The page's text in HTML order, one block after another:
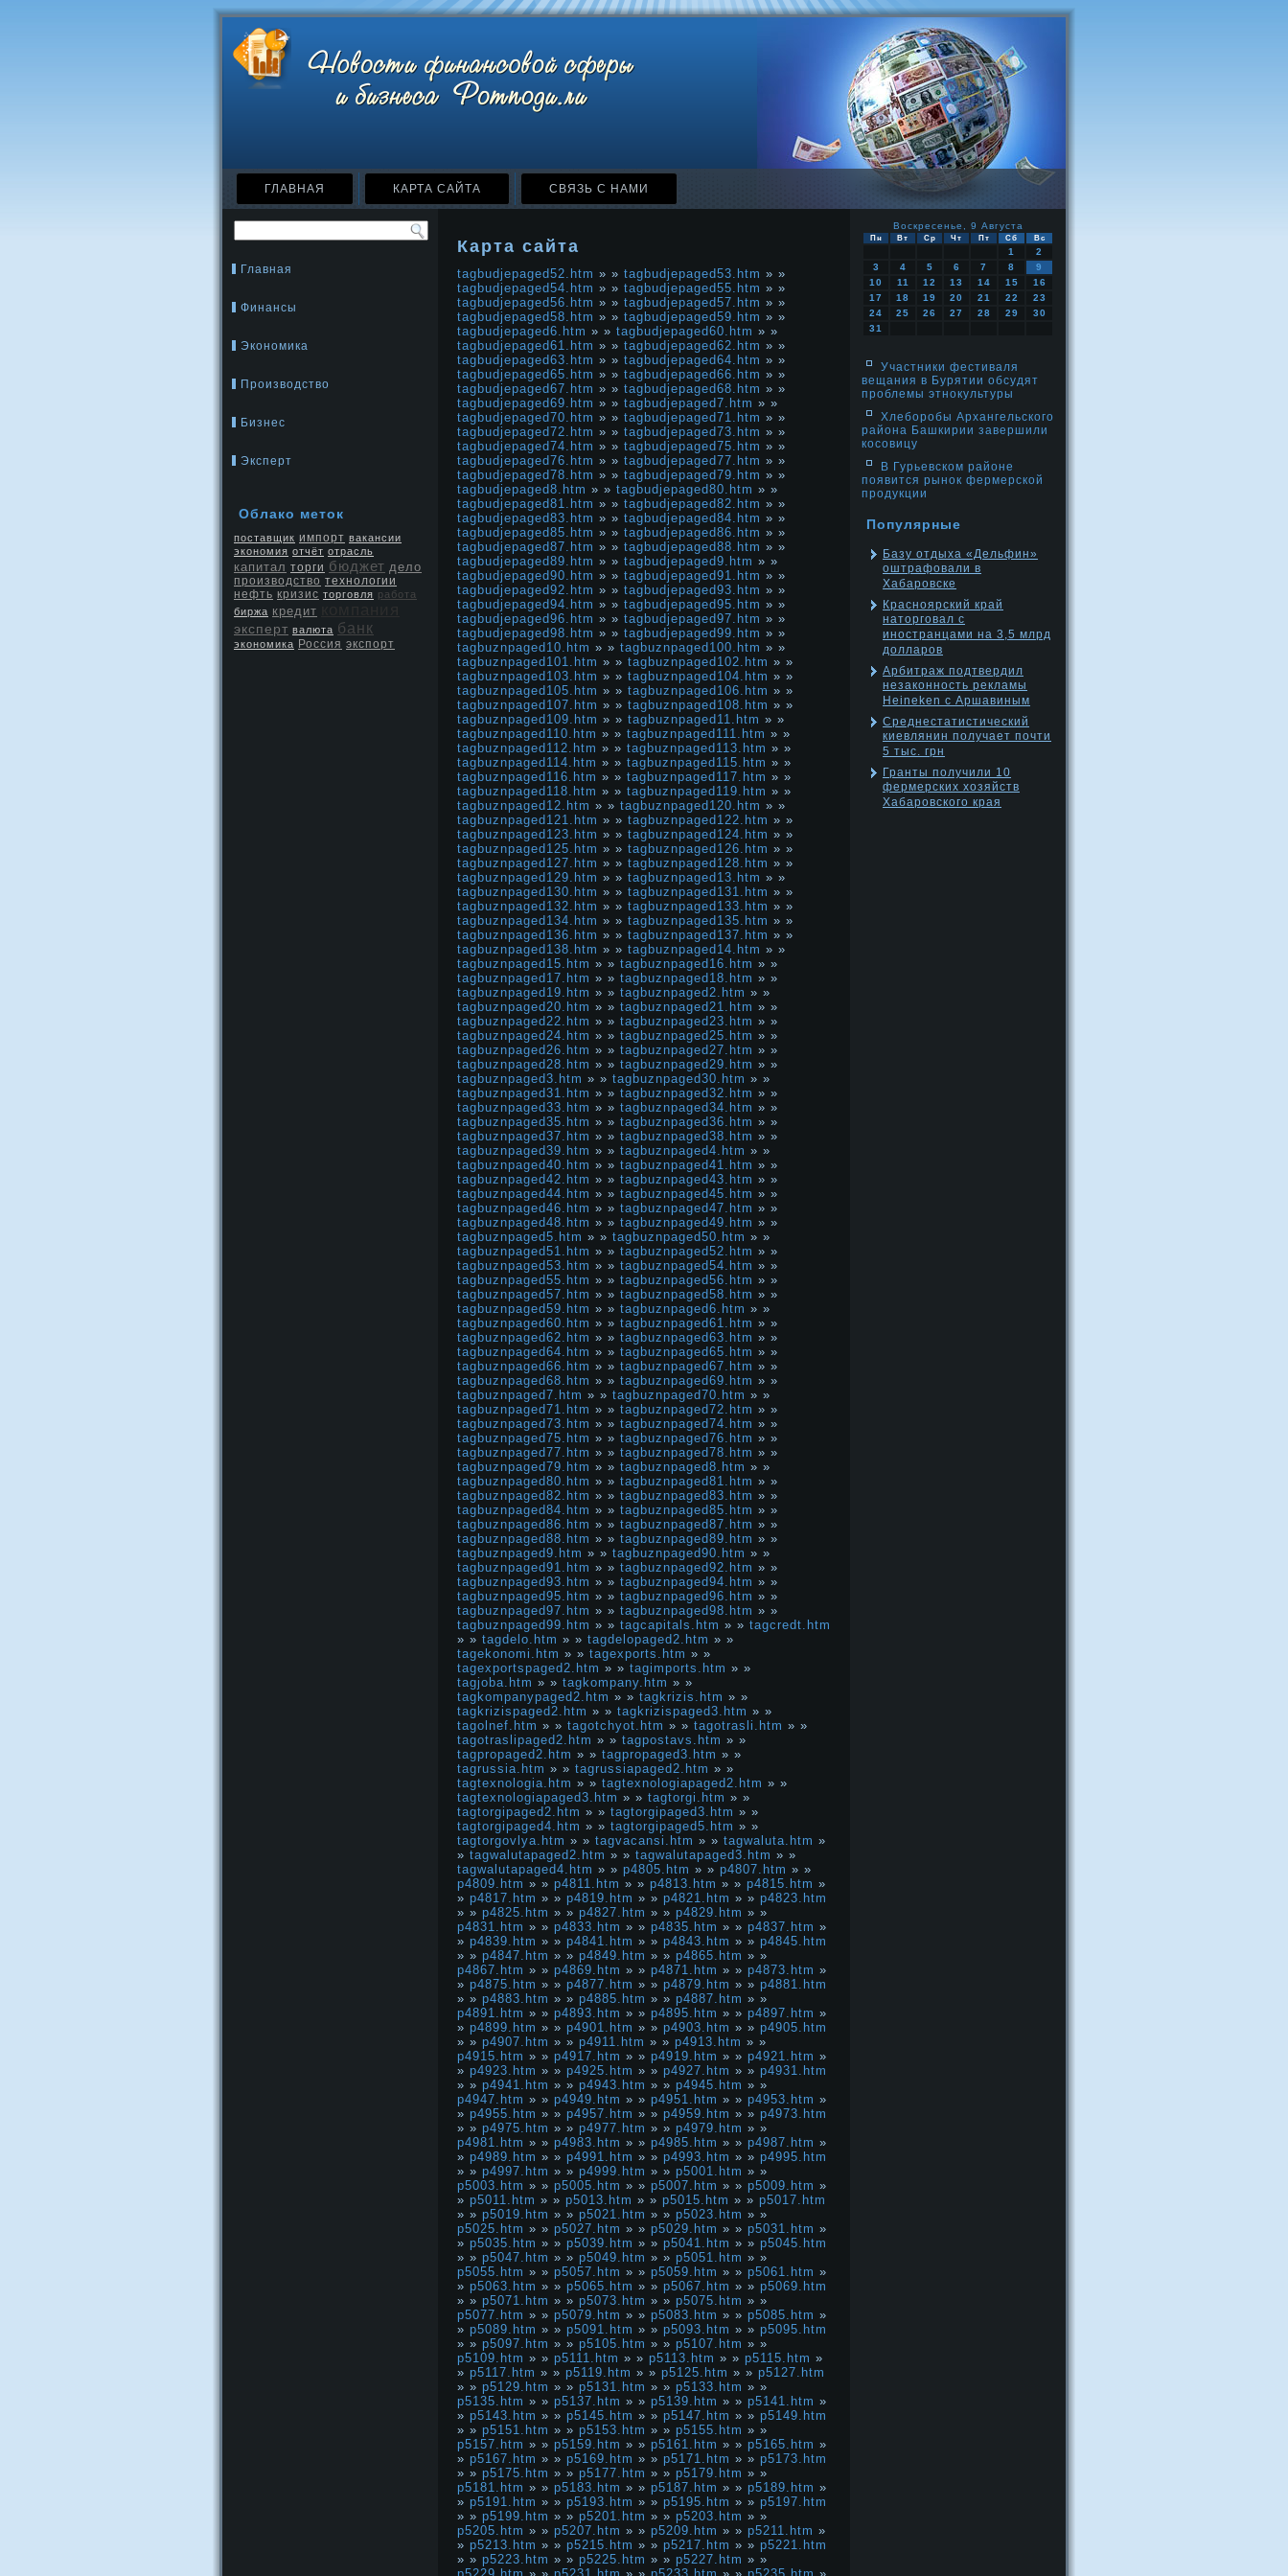
ГЛАВНАЯ КАРТА САЙТА СВЯЗЬ С НАМИ
Главная
Финансы
Экономика
Производство
Бизнес
Эксперт
Облако меток
поставщик импорт вакансии
экономия отчёт отрасль
капитал торги бюджет дело
производство технологии
нефть кризис торговля работа
биржа кредит
эксперт валюта банк
экономика Россия экспорт
Карта сайта
tagbudjepaged52.htm » » tagbudjepaged53.htm » »
tagbudjepaged54.htm » » tagbudjepaged55.htm » »
tagbudjepaged56.htm » » tagbudjepaged57.htm » »
tagbudjepaged58.htm » » tagbudjepaged59.htm » »
tagbudjepaged6.htm » » tagbudjepaged60.htm » »
tagbudjepaged61.htm » » tagbudjepaged62.htm » »
tagbudjepaged63.htm » » tagbudjepaged64.htm » »
tagbudjepaged65.htm » » tagbudjepaged66.htm » »
tagbudjepaged67.htm » » tagbudjepaged68.htm » »
tagbudjepaged69.htm » » tagbudjepaged7.htm » »
tagbudjepaged70.htm » » tagbudjepaged71.htm » »
tagbudjepaged72.htm » » tagbudjepaged73.htm » »
tagbudjepaged74.htm » » tagbudjepaged75.htm » »
tagbudjepaged76.htm » » tagbudjepaged77.htm » »
tagbudjepaged78.htm » » tagbudjepaged79.htm » »
tagbudjepaged8.htm » » tagbudjepaged80.htm » »
tagbudjepaged81.htm » » tagbudjepaged82.htm » »
tagbudjepaged83.htm » » tagbudjepaged84.htm » »
tagbudjepaged85.htm » » tagbudjepaged86.htm » »
tagbudjepaged87.htm » » tagbudjepaged88.htm » »
tagbudjepaged89.htm » » tagbudjepaged9.htm » »
tagbudjepaged90.htm » » tagbudjepaged91.htm » »
tagbudjepaged92.htm » » tagbudjepaged93.htm » »
tagbudjepaged94.htm » » tagbudjepaged95.htm » »
tagbudjepaged96.htm » » tagbudjepaged97.htm » »
tagbudjepaged98.htm » » tagbudjepaged99.htm » »
tagbuznpaged10.htm » » tagbuznpaged100.htm » »
tagbuznpaged101.htm » » tagbuznpaged102.htm » »
tagbuznpaged103.htm » » tagbuznpaged104.htm » »
tagbuznpaged105.htm » » tagbuznpaged106.htm » »
tagbuznpaged107.htm » » tagbuznpaged108.htm » »
tagbuznpaged109.htm » » tagbuznpaged11.htm » »
tagbuznpaged110.htm » » tagbuznpaged111.htm » »
tagbuznpaged112.htm » » tagbuznpaged113.htm » »
tagbuznpaged114.htm » » tagbuznpaged115.htm » »
tagbuznpaged116.htm » » tagbuznpaged117.htm » »
tagbuznpaged118.htm » » tagbuznpaged119.htm » »
tagbuznpaged12.htm » » tagbuznpaged120.htm » »
tagbuznpaged121.htm » » tagbuznpaged122.htm » »
tagbuznpaged123.htm » » tagbuznpaged124.htm » »
tagbuznpaged125.htm » » tagbuznpaged126.htm » »
tagbuznpaged127.htm » » tagbuznpaged128.htm » »
tagbuznpaged129.htm » » tagbuznpaged13.htm » »
tagbuznpaged130.htm » » tagbuznpaged131.htm » »
tagbuznpaged132.htm » » tagbuznpaged133.htm » »
tagbuznpaged134.htm » » tagbuznpaged135.htm » »
tagbuznpaged136.htm » » tagbuznpaged137.htm » »
tagbuznpaged138.htm » » tagbuznpaged14.htm » »
tagbuznpaged15.htm » » tagbuznpaged16.htm » »
tagbuznpaged17.htm » » tagbuznpaged18.htm » »
tagbuznpaged19.htm » » tagbuznpaged2.htm » »
tagbuznpaged20.htm » » tagbuznpaged21.htm » »
tagbuznpaged22.htm » » tagbuznpaged23.htm » »
tagbuznpaged24.htm » » tagbuznpaged25.htm » »
tagbuznpaged26.htm » » tagbuznpaged27.htm » »
tagbuznpaged28.htm » » tagbuznpaged29.htm » »
tagbuznpaged3.htm » » tagbuznpaged30.htm » »
tagbuznpaged31.htm » » tagbuznpaged32.htm » »
tagbuznpaged33.htm » » tagbuznpaged34.htm » »
tagbuznpaged35.htm » » tagbuznpaged36.htm » »
tagbuznpaged37.htm » » tagbuznpaged38.htm » »
tagbuznpaged39.htm » » tagbuznpaged4.htm » »
tagbuznpaged40.htm » » tagbuznpaged41.htm » »
tagbuznpaged42.htm » » tagbuznpaged43.htm » »
tagbuznpaged44.htm » » tagbuznpaged45.htm » »
tagbuznpaged46.htm » » tagbuznpaged47.htm » »
tagbuznpaged48.htm » » tagbuznpaged49.htm » »
tagbuznpaged5.htm » » tagbuznpaged50.htm » »
tagbuznpaged51.htm » » tagbuznpaged52.htm » »
tagbuznpaged53.htm » » tagbuznpaged54.htm » »
tagbuznpaged55.htm » » tagbuznpaged56.htm » »
tagbuznpaged57.htm » » tagbuznpaged58.htm » »
tagbuznpaged59.htm » » tagbuznpaged6.htm » »
tagbuznpaged60.htm » » tagbuznpaged61.htm » »
tagbuznpaged62.htm » » tagbuznpaged63.htm » »
tagbuznpaged64.htm » » tagbuznpaged65.htm » »
tagbuznpaged66.htm » » tagbuznpaged67.htm » »
tagbuznpaged68.htm » » tagbuznpaged69.htm » »
tagbuznpaged7.htm » » tagbuznpaged70.htm » »
tagbuznpaged71.htm » » tagbuznpaged72.htm » »
tagbuznpaged73.htm » » tagbuznpaged74.htm » »
tagbuznpaged75.htm » » tagbuznpaged76.htm » »
tagbuznpaged77.htm » » tagbuznpaged78.htm » »
tagbuznpaged79.htm » » tagbuznpaged8.htm » »
tagbuznpaged80.htm » » tagbuznpaged81.htm » »
tagbuznpaged82.htm » » tagbuznpaged83.htm » »
tagbuznpaged84.htm » » tagbuznpaged85.htm » »
tagbuznpaged86.htm » » tagbuznpaged87.htm » »
tagbuznpaged88.htm » » tagbuznpaged89.htm » »
tagbuznpaged9.htm » » tagbuznpaged90.htm » »
tagbuznpaged91.htm » » tagbuznpaged92.htm » »
tagbuznpaged93.htm » » tagbuznpaged94.htm » »
tagbuznpaged95.htm » » tagbuznpaged96.htm » »
tagbuznpaged97.htm » » tagbuznpaged98.htm » »
tagbuznpaged99.htm » » tagcapitals.htm » » tagcredt.htm
» » tagdelo.htm » » tagdelopaged2.htm » »
tagekonomi.htm » » tagexports.htm » »
tagexportspaged2.htm » » tagimports.htm » »
tagjoba.htm » » tagkompany.htm » »
tagkompanypaged2.htm » » tagkrizis.htm » »
tagkrizispaged2.htm » » tagkrizispaged3.htm » »
tagolnef.htm » » tagotchyot.htm » » tagotrasli.htm » »
tagotraslipaged2.htm » » tagpostavs.htm » »
tagpropaged2.htm » » tagpropaged3.htm » »
tagrussia.htm » » tagrussiapaged2.htm » »
tagtexnologia.htm » » tagtexnologiapaged2.htm » »
tagtexnologiapaged3.htm » » tagtorgi.htm » »
tagtorgipaged2.htm » » tagtorgipaged3.htm » »
tagtorgipaged4.htm » » tagtorgipaged5.htm » »
tagtorgovlya.htm » » tagvacansi.htm » » tagwaluta.htm »
» tagwalutapaged2.htm » » tagwalutapaged3.htm » »
tagwalutapaged4.htm » » p4805.htm » » p4807.htm » »
p4809.htm » » p4811.htm » » p4813.htm » » p4815.htm »
» p4817.htm » » p4819.htm » » p4821.htm » » p4823.htm
» » p4825.htm » » p4827.htm » » p4829.htm » »
p4831.htm » » p4833.htm » » p4835.htm » » p4837.htm »
» p4839.htm » » p4841.htm » » p4843.htm » » p4845.htm
» » p4847.htm » » p4849.htm » » p4865.htm » »
p4867.htm » » p4869.htm » » p4871.htm » » p4873.htm »
» p4875.htm » » p4877.htm » » p4879.htm » » p4881.htm
» » p4883.htm » » p4885.htm » » p4887.htm » »
p4891.htm » » p4893.htm » » p4895.htm » » p4897.htm »
» p4899.htm » » p4901.htm » » p4903.htm » » p4905.htm
» » p4907.htm » » p4911.htm » » p4913.htm » »
p4915.htm » » p4917.htm » » p4919.htm » » p4921.htm »
» p4923.htm » » p4925.htm » » p4927.htm » » p4931.htm
» » p4941.htm » » p4943.htm » » p4945.htm » »
p4947.htm » » p4949.htm » » p4951.htm » » p4953.htm »
» p4955.htm » » p4957.htm » » p4959.htm » » p4973.htm
» » p4975.htm » » p4977.htm » » p4979.htm » »
p4981.htm » » p4983.htm » » p4985.htm » » p4987.htm »
» p4989.htm » » p4991.htm » » p4993.htm » » p4995.htm
» » p4997.htm » » p4999.htm » » p5001.htm » »
p5003.htm » » p5005.htm » » p5007.htm » » p5009.htm »
» p5011.htm » » p5013.htm » » p5015.htm » » p5017.htm
» » p5019.htm » » p5021.htm » » p5023.htm » »
p5025.htm » » p5027.htm » » p5029.htm » » p5031.htm »
» p5035.htm » » p5039.htm » » p5041.htm » » p5045.htm
» » p5047.htm » » p5049.htm » » p5051.htm » »
p5055.htm » » p5057.htm » » p5059.htm » » p5061.htm »
» p5063.htm » » p5065.htm » » p5067.htm » » p5069.htm
» » p5071.htm » » p5073.htm » » p5075.htm » »
p5077.htm » » p5079.htm » » p5083.htm » » p5085.htm »
» p5089.htm » » p5091.htm » » p5093.htm » » p5095.htm
» » p5097.htm » » p5105.htm » » p5107.htm » »
p5109.htm » » p5111.htm » » p5113.htm » » p5115.htm »
» p5117.htm » » p5119.htm » » p5125.htm » » p5127.htm
» » p5129.htm » » p5131.htm » » p5133.htm » »
p5135.htm » » p5137.htm » » p5139.htm » » p5141.htm »
» p5143.htm » » p5145.htm » » p5147.htm » » p5149.htm
» » p5151.htm » » p5153.htm » » p5155.htm » »
p5157.htm » » p5159.htm » » p5161.htm » » p5165.htm »
» p5167.htm » » p5169.htm » » p5171.htm » » p5173.htm
» » p5175.htm » » p5177.htm » » p5179.htm » »
p5181.htm » » p5183.htm » » p5187.htm » » p5189.htm »
» p5191.htm » » p5193.htm » » p5195.htm » » p5197.htm
» » p5199.htm » » p5201.htm » » p5203.htm » »
p5205.htm » » p5207.htm » » p5209.htm » » p5211.htm »
» p5213.htm » » p5215.htm » » p5217.htm » » p5221.htm
» » p5223.htm » » p5225.htm » » p5227.htm » »
Воскресенье, 9 Августа
Пн Вт Ср Чт Пт Сб Вс
1
2
3
4 5 6 7 8
9
10
11 12 13 14 15
16
17
18 19 20 21 22
23
24
25 26 27 28 29
30
31
Участники фестиваля
вещания в Бурятии обсудят
проблемы этнокультуры
Хлеборобы Архангельского
района Башкирии завершили
косовицу
В Гурьевском районе
появится рынок фермерской
продукции
Популярные
Базу отдыха «Дельфин»
оштрафовали в
Хабаровске
Красноярский край
наторговал с
иностранцами на 3,5 млрд
долларов
Арбитраж подтвердил
незаконность рекламы
Heineken c Аршавиным
Среднестатистический
киевлянин получает почти
5 тыс. грн
Гранты получили 10
фермерских хозяйств
Хабаровского края